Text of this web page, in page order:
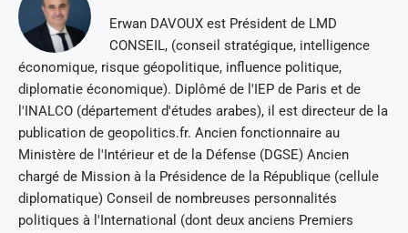
Erwan DAVOUX est Président de LMD
CONSEIL, (conseil stratégique, intelligence
économique, risque géopolitique, influence politique,
diplomatie économique). Diplômé de l'IEP de Paris et de
l'INALCO (département d'études arabes), il est directeur de la
publication de geopolitics.fr. Ancien fonctionnaire au
Ministère de l'Intérieur et de la Défense (DGSE) Ancien
chargé de Mission à la Présidence de la République (cellule
diplomatique) Conseil de nombreuses personnalités
politiques à l'International (dont deux anciens Premiers